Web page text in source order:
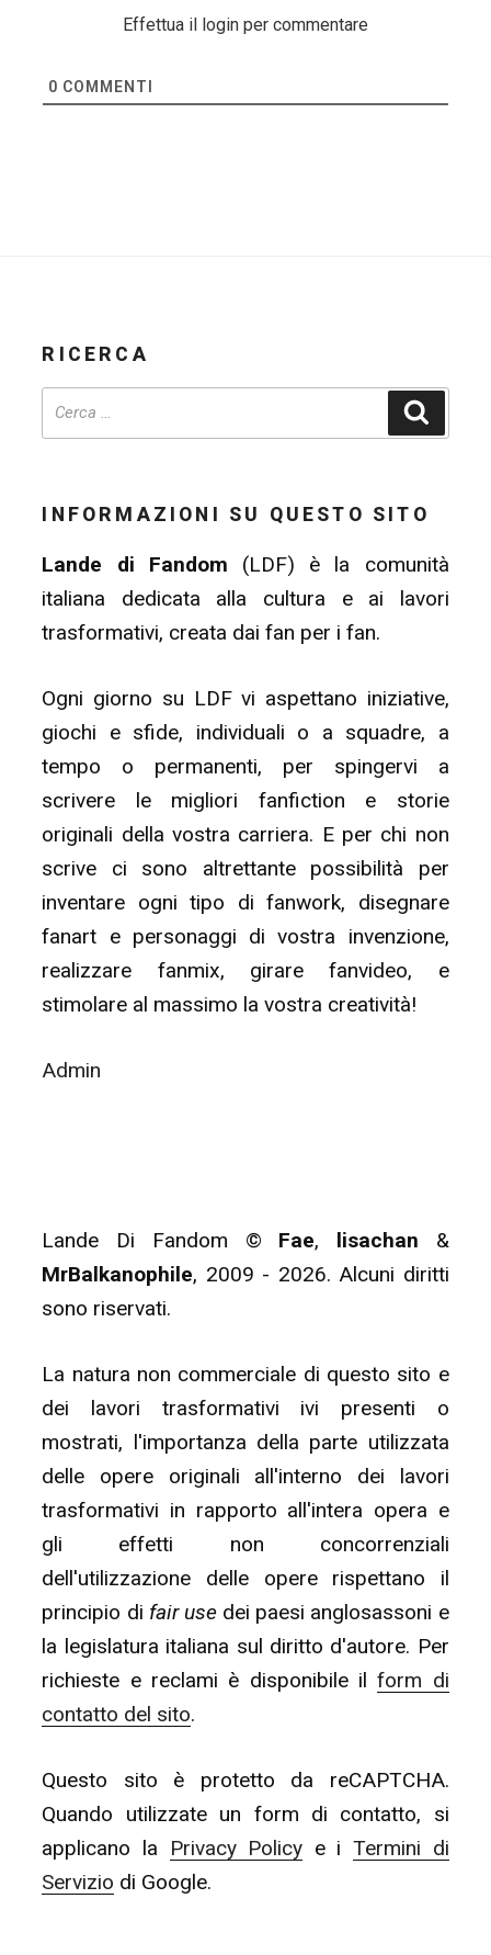
Effettua il login per commentare
0 COMMENTI
RICERCA
INFORMAZIONI SU QUESTO SITO
Lande di Fandom (LDF) è la comunità
italiana dedicata alla cultura e ai lavori
trasformativi, creata dai fan per i fan.
Ogni giorno su LDF vi aspettano iniziative,
giochi e sfide, individuali o a squadre, a
tempo o permanenti, per spingervi a
scrivere le migliori fanfiction e storie
originali della vostra carriera. E per chi non
scrive ci sono altrettante possibilità per
inventare ogni tipo di fanwork, disegnare
fanart e personaggi di vostra invenzione,
realizzare fanmix, girare fanvideo, e
stimolare al massimo la vostra creatività!
Admin
Lande Di Fandom © Fae, lisachan &
MrBalkanophile, 2009 - 2026. Alcuni diritti
sono riservati.
La natura non commerciale di questo sito e
dei lavori trasformativi ivi presenti o
mostrati, l'importanza della parte utilizzata
delle opere originali all'interno dei lavori
trasformativi in rapporto all'intera opera e
gli effetti non concorrenziali
dell'utilizzazione delle opere rispettano il
principio di fair usedei paesi anglosassoni e
la legislatura italiana sul diritto d'autore. Per
richieste e reclami è disponibile ilform di
contatto del sito.
Questo sito è protetto da reCAPTCHA.
Quando utilizzate un form di contatto, si
applicano la
Privacy Policy e iTermini di
Servizio di Google.